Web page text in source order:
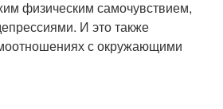
физическим самочувствием,
И это также
с окружающими